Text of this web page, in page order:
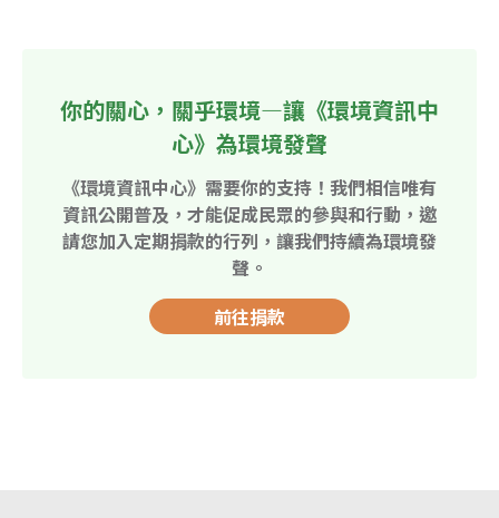
你的關心，關乎環境—讓《環境資訊中
心》為環境發聲
《環境資訊中心》需要你的支持！我們相信唯有
資訊公開普及，才能促成民眾的參與和行動，邀
請您加入定期捐款的行列，讓我們持續為環境發
聲。
前往捐款